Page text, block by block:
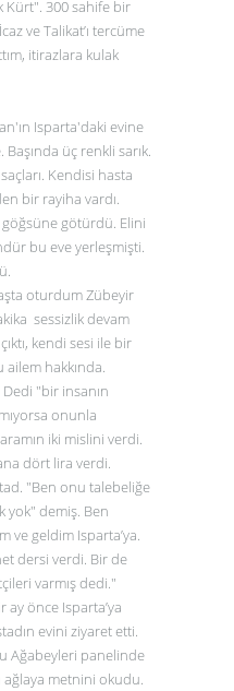
Kürt". 300 sahife bir
ve Talikat’ı tercüme
itirazlara kulak
Isparta'daki evine
üç renkli sarık.
Kendisi hasta
bir rayiha vardı.
götürdü. Elini
bu eve yerleşmişti.
oturdum Zübeyir
sessizlik devam
kendi sesi ile bir
hakkında.
"bir insanın
onunla
iki mislini verdi.
dört lira verdi.
"Ben onu talebeliğe
yok" demiş. Ben
ve geldim Isparta’ya.
dersi verdi. Bir de
varmış dedi."
ay önce Isparta’ya
evini ziyaret etti.
Ağabeyleri panelinde
metnini okudu.